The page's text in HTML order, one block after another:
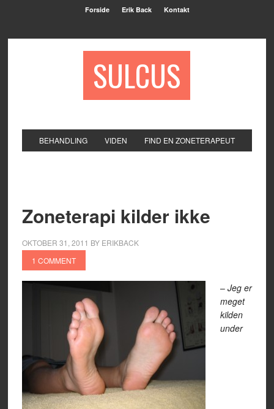
Forside Erik Back Kontakt
SULCUS
BEHANDLING VIDEN FIND EN ZONETERAPEUT
Zoneterapi kilder ikke
OKTOBER 31, 2011 BY ERIKBACK
1 COMMENT
–Jeg er
meget
kilden
under